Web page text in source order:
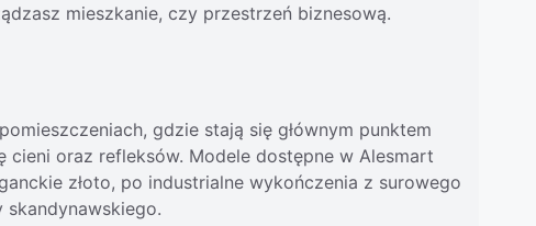
mieszkanie, czy przestrzeń biznesową.
gdzie stają się głównym punktem
oraz refleksów. Modele dostępne w Alesmart
złoto, po industrialne wykończenia z surowego